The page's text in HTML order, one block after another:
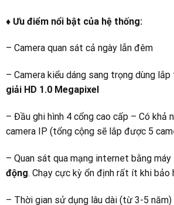
♦ Ưu điểm nổi bật của hệ thống:
– Camera quan sát cả ngày lẫn đêm
– Camera kiểu dáng sang trọng dùng lắp
giải HD 1.0 Megapixel
– Đầu ghi hình 4 cổng cao cấp – Có khả
camera IP (tổng cộng sẽ lắp được 5
– Quan sát qua mạng internet bằng máy
động. Chạy cực kỳ ổn định rất ít khi bảo
– Thời gian sử dụng lâu dài (từ 3-5 năm)